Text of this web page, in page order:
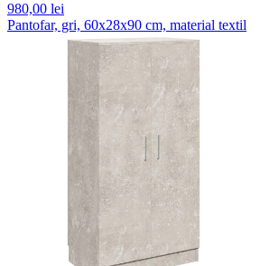
980,00 lei
Pantofar, gri, 60x28x90 cm, material textil